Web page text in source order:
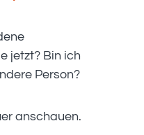
jetzt? Bin ich
Person?
anschauen.